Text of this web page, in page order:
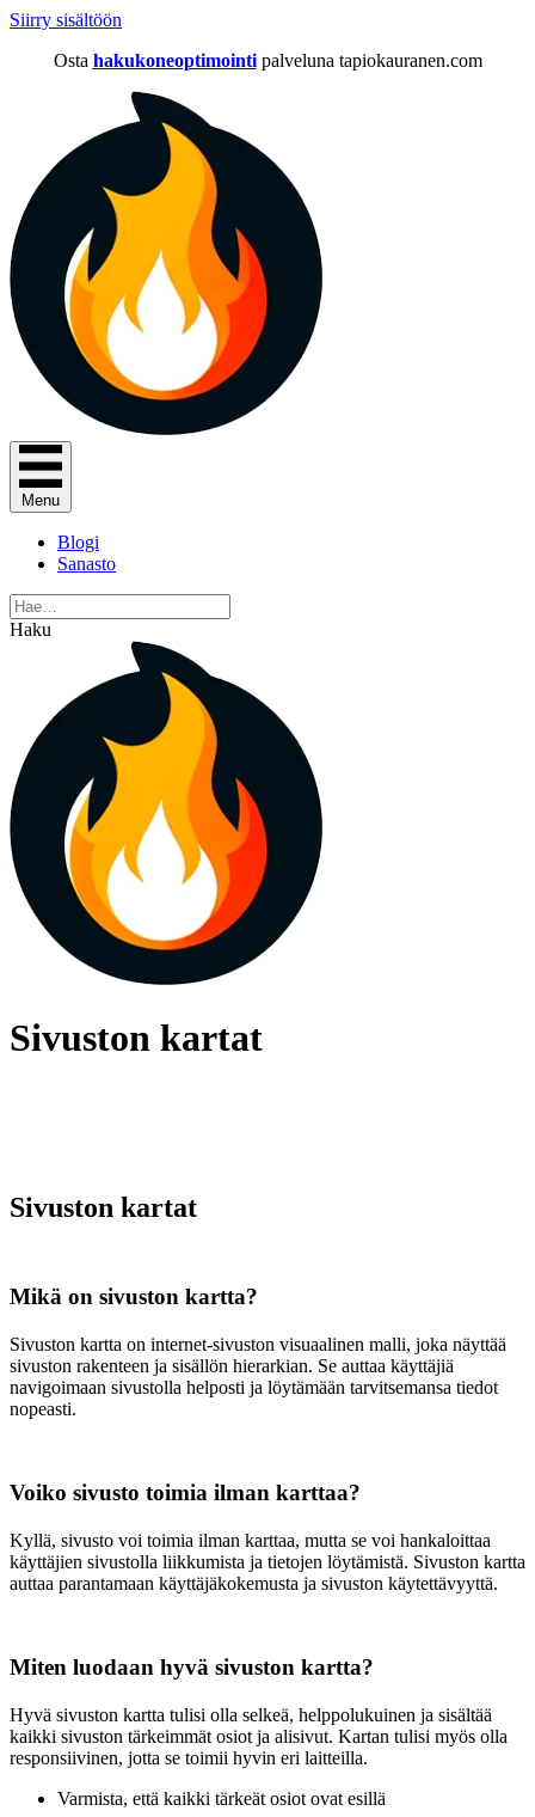
Siirry sisältöön
Osta hakukoneoptimointi palveluna tapiokauranen.com
Menu
Blogi
Sanasto
Haku
Sivuston kartat
Sivuston kartat
Mikä on sivuston kartta?
Sivuston kartta on internet-sivuston visuaalinen malli, joka näyttää
sivuston rakenteen ja sisällön hierarkian. Se auttaa käyttäjiä
navigoimaan sivustolla helposti ja löytämään tarvitsemansa tiedot
nopeasti.
Voiko sivusto toimia ilman karttaa?
Kyllä, sivusto voi toimia ilman karttaa, mutta se voi hankaloittaa
käyttäjien sivustolla liikkumista ja tietojen löytämistä. Sivuston kartta
auttaa parantamaan käyttäjäkokemusta ja sivuston käytettävyyttä.
Miten luodaan hyvä sivuston kartta?
Hyvä sivuston kartta tulisi olla selkeä, helppolukuinen ja sisältää
kaikki sivuston tärkeimmät osiot ja alisivut. Kartan tulisi myös olla
responsiivinen, jotta se toimii hyvin eri laitteilla.
Varmista, että kaikki tärkeät osiot ovat esillä